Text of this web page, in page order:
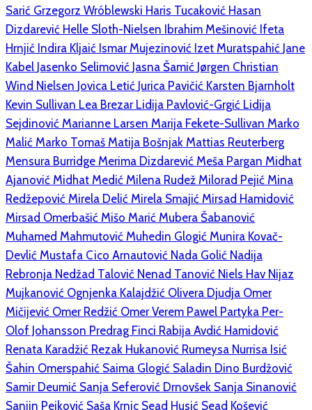
Sarić Grzegorz Wróblewski Haris Tucaković Hasan
Dizdarević Helle Sloth-Nielsen Ibrahim Mešinović Ifeta
Hrnjić Indira Kljaić Ismar Mujezinović Izet Muratspahić Jane
Kabel Jasenko Selimović Jasna Šamić Jørgen Christian
Wind Nielsen Jovica Letić Jurica Pavičić Karsten Bjarnholt
Kevin Sullivan Lea Brezar Lidija Pavlović-Grgić Lidija
Sejdinović Marianne Larsen Marija Fekete-Sullivan Marko
Malić Marko Tomaš Matija Bošnjak Mattias Reuterberg
Mensura Burridge Merima Dizdarević Meša Pargan Midhat
Ajanović Midhat Medić Milena Rudež Milorad Pejić Mina
Redžepović Mirela Delić Mirela Smajić Mirsad Hamidović
Mirsad Omerbašić Mišo Marić Mubera Šabanović
Muhamed Mahmutović Muhedin Glogić Munira Kovač-
Devlić Mustafa Cico Arnautović Nada Golić Nadija
Rebronja Nedžad Talović Nenad Tanović Niels Hav Nijaz
Mujkanović Ognjenka Kalajdžić Olivera Djudja Omer
Mičijević Omer Redžić Omer Verem Pawel Partyka Per-
Olof Johansson Predrag Finci Rabija Avdić Hamidović
Renata Karadžić Rezak Hukanović Rumeysa Nurrisa Isić
Šahin Omerspahić Saima Glogić Saladin Dino Burdžović
Samir Deumić Sanja Seferović Drnovšek Sanja Sinanović
Sanjin Pejković Saša Krnic Sead Husić Sead Košević